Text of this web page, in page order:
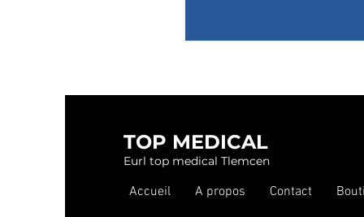
TOP MEDICAL
Eurl top medical Tlemcen
Accueil A propos Contact